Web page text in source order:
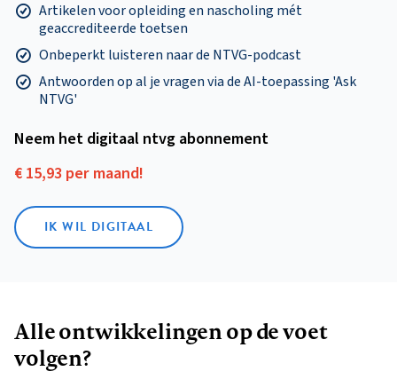
Artikelen voor opleiding en nascholing mét
geaccrediteerde toetsen
Onbeperkt luisteren naar de NTVG-podcast
Antwoorden op al je vragen via de AI-toepassing 'Ask
NTVG'
Neem het digitaal ntvg abonnement
€ 15,93 per maand!
IK WIL DIGITAAL
Alle ontwikkelingen op de voet
volgen?